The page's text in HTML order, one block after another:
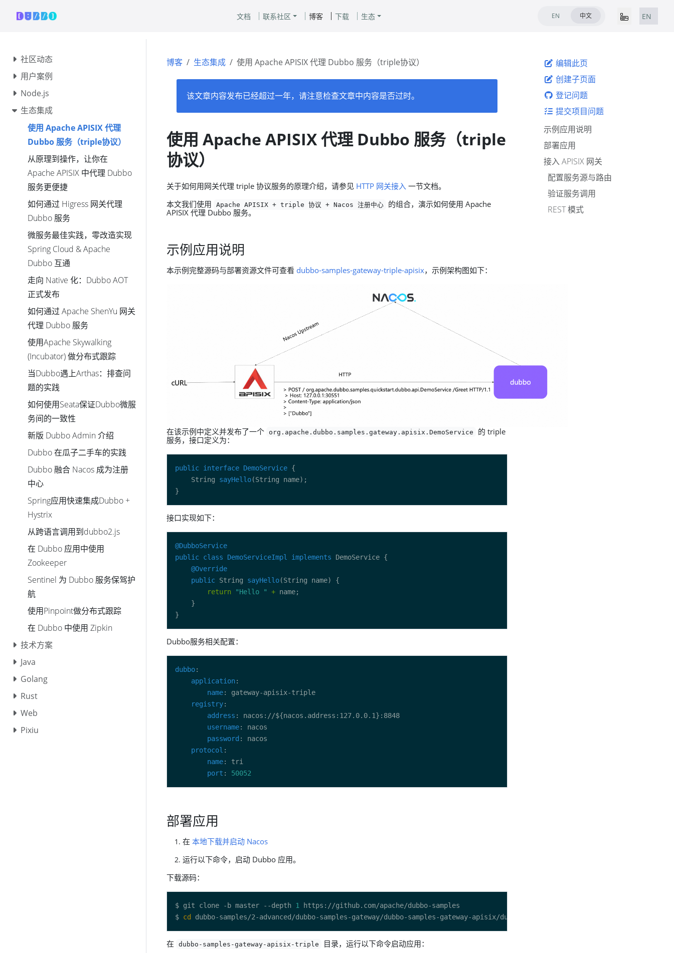
文档 联系社区 博客 下载 生态 EN 中文 EN
社区动态
用户案例
Node.js
生态集成
使用 Apache APISIX 代理
Dubbo 服务（triple协议）
从原理到操作，让你在
Apache APISIX 中代理 Dubbo
服务更便捷
如何通过 Higress 网关代理
Dubbo 服务
微服务最佳实践，零改造实现
Spring Cloud & Apache
Dubbo 互通
走向 Native 化：Dubbo AOT
正式发布
如何通过 Apache ShenYu 网关
代理 Dubbo 服务
使用Apache Skywalking
(Incubator) 做分布式跟踪
当Dubbo遇上Arthas：排查问
题的实践
如何使用Seata保证Dubbo微服
务间的一致性
新版 Dubbo Admin 介绍
Dubbo 在瓜子二手车的实践
Dubbo 融合 Nacos 成为注册
中心
Spring应用快速集成Dubbo +
Hystrix
从跨语言调用到dubbo2.js
在 Dubbo 应用中使用
Zookeeper
Sentinel 为 Dubbo 服务保驾护
航
使用Pinpoint做分布式跟踪
在 Dubbo 中使用 Zipkin
技术方案
Java
Golang
Rust
Web
Pixiu
博客 生态集成 使用 Apache APISIX 代理 Dubbo 服务（triple协议）
该文章内容发布已经超过一年，请注意检查文章中内容是否过时。
使用 Apache APISIX 代理 Dubbo 服务（triple
协议）
关于如何用网关代理 triple 协议服务的原理介绍，请参见 HTTP 网关接入 一节文档。
本文我们使用
Apache APISIX + triple 协议 + Nacos 注册中心
的组合，演示如何使用 Apache
APISIX 代理 Dubbo 服务。
示例应用说明
本示例完整源码与部署资源文件可查看 dubbo-samples-gateway-triple-apisix，示例架构图如下：
在该示例中定义并发布了一个 org.apache.dubbo.samples.gateway.apisix.DemoService
的 triple
服务，接口定义为：
public interface DemoService
	String
sayHello
接口实现如下：
@DubboService
public class DemoServiceImpl implements
@Override
public String sayHello
return
"Hello " +
Dubbo服务相关配置：
dubbo
application
name
registry
address
username
password
protocol
name
port : 50052
部署应用
在 本地下载并启动 Nacos
运行以下命令，启动 Dubbo 应用。
下载源码：
$ git clone -b master --depth 1
$ cd
在 dubbo-samples-gateway-apisix-triple 目录，运行以下命令启动应用：
编辑此页
创建子页面
登记问题
提交项目问题
示例应用说明
部署应用
接入 APISIX 网关
配置服务源与路由
验证服务调用
REST 模式